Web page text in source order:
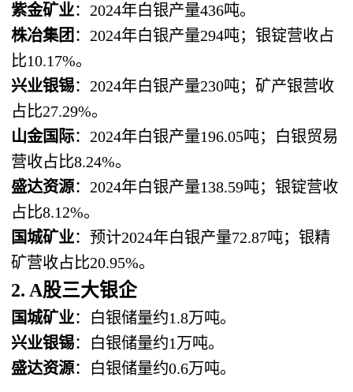
紫金矿业：2024年白银产量436吨。
株冶集团 ：2024年白银产量294吨；银锭营收占
比10.17%。
兴业银锡：2024年白银产量230吨；矿产银营收
占比27.29%。
山金国际：2024年白银产量196.05吨；白银贸易
营收占比8.24%。
盛达资源：2024年白银产量138.59吨；银锭营收
占比8.12%。
国城矿业：预计2024年白银产量72.87吨；银精
矿营收占比20.95%。
2. A股三大银企
国城矿业：白银储量约1.8万吨。
兴业银锡：白银储量约1万吨。
盛达资源：白银储量约0.6万吨。